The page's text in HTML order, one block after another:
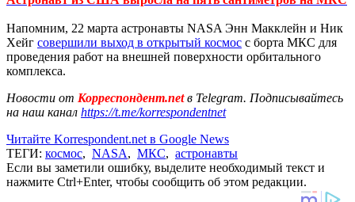
Напомним, 22 марта астронавты NASA Энн Макклейн и Ник
Хейг совершили выход в открытый космос с борта МКС для
проведения работ на внешней поверхности орбитального
комплекса.
Новости от Корреспондент.netв Telegram. Подписывайтесь
на наш канал https://t.me/korrespondentnet
Читайте Korrespondent.net в Google News
ТЕГИ: космос, NASA, МКС, астронавты
Если вы заметили ошибку, выделите необходимый текст и
нажмите Ctrl+Enter, чтобы сообщить об этом редакции.